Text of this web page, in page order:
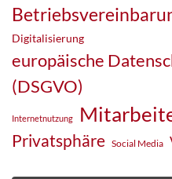
Digitalisierung
europäische
(DSGVO)
Internetnutzung
Privatsphäre Social Media